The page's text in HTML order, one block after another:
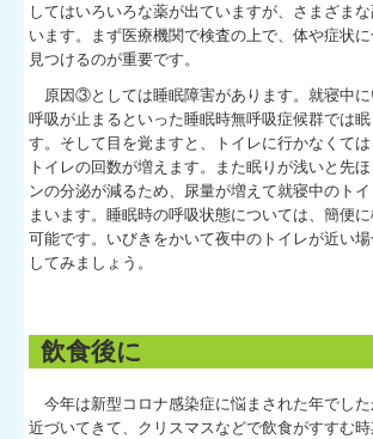
してはいろいろな薬が出ていますが、さまざま
います。まず医療機関で検査の上で、体や症状
見つけるのが重要です。
原因③としては睡眠障害があります。就寝中に
呼吸が止まるといった睡眠時無呼吸症候群では眠
す。そして目を覚ますと、トイレに行かなくては
トイレの回数が増えます。また眠りが浅いと先
ンの分泌が減るため、尿量が増えて就寝中のト
まいます。睡眠時の呼吸状態については、簡便
可能です。いびきをかいて夜中のトイレが近い
してみましょう。
飲食後に
今年は新型コロナ感染症に悩まされた年でし
近づいてきて、クリスマスなどで飲食がすすむ時